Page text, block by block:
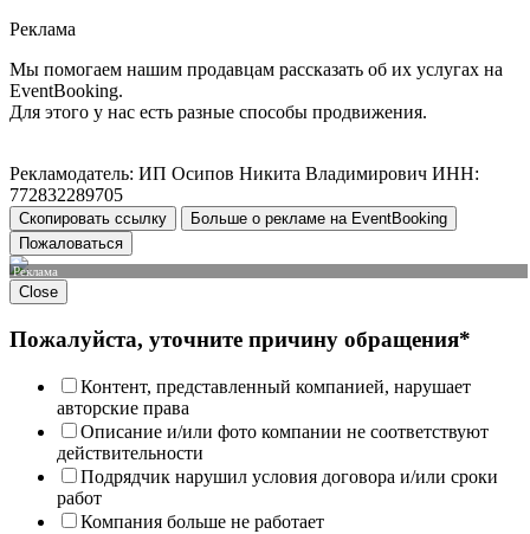
Реклама
Мы помогаем нашим продавцам рассказать об их услугах на
EventBooking.
Для этого у нас есть разные способы продвижения.
Рекламодатель: ИП Осипов Никита Владимирович ИНН:
772832289705
Скопировать ссылку
Больше о рекламе на EventBooking
Пожаловаться
Реклама
Close
Пожалуйста, уточните причину обращения*
Контент, представленный компанией, нарушает
авторские права
Описание и/или фото компании не соответствуют
действительности
Подрядчик нарушил условия договора и/или сроки
работ
Компания больше не работает